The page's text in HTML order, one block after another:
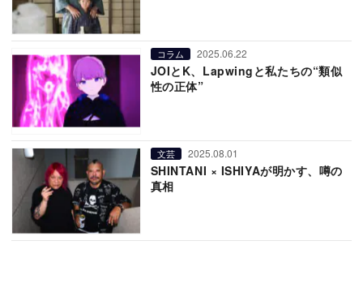
コラム 2025.06.22
JOIとK、Lapwingと私たちの“類似
性の正体”
文芸 2025.08.01
SHINTANI × ISHIYAが明かす、噂の
真相